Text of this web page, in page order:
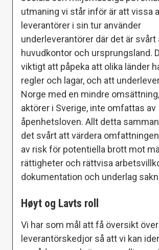
utmaning vi står inför är att vissa
leverantörer i sin tur använder
underleverantörer där det är svårt
huvudkontor och ursprungsland.
viktigt att påpeka att olika länder
regler och lagar, och att
Norge med en mindre
aktörer i Sverige, inte omfattas av
åpenhetsloven. Allt detta
det svårt att värdera
av risk för potentiella brott mot
rättigheter och rättvisa
dokumentation och underlag
Høyt og Lavts roll
Vi har som mål att få översikt över
leverantörskedjor så att vi kan